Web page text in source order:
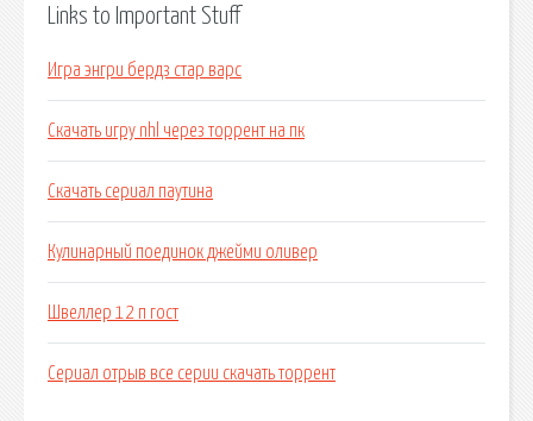
Links to Important Stuff
Игра энгри бердз стар варс
Скачать игру nhl через торрент на пк
Скачать сериал паутина
Кулинарный поединок джейми оливер
Швеллер 12 п гост
Сериал отрыв все серии скачать торрент